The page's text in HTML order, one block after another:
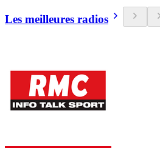
Les meilleures radios